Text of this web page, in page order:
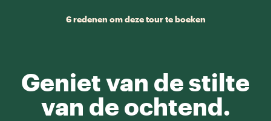
6 redenen om deze tour te boeken
Geniet van de stilte
van de ochtend.